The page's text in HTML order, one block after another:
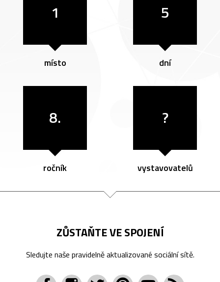
1
místo
5
dní
8.
ročník
?
vystavovatelů
ZŮSTAŇTE VE SPOJENÍ
Sledujte naše pravidelně aktualizované sociální sítě.